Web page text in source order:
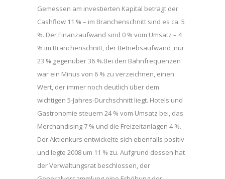
Gemessen am investierten Kapital beträgt der
Cashflow 11 % – im Branchenschnitt sind es ca. 5
%. Der Finanzaufwand sind 0 % vom Umsatz – 4
% im Branchenschnitt, der Betriebsaufwand ,nur
23 % gegenüber 36 %.Bei den Bahnfrequenzen
war ein Minus von 6 % zu verzeichnen, einen
Wert, der immer noch deutlich über dem
wichtigen 5-Jahres-Durchschnitt liegt. Hotels und
Gastronomie steuern 24 % vom Umsatz bei, das
Merchandising 7 % und die Freizeitanlagen 4 %.
Der Aktienkurs entwickelte sich ebenfalls positiv
und legte 2008 um 11 % zu. Aufgrund dessen hat
der Verwaltungsrat beschlossen, der